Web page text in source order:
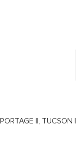
II, TUCSON